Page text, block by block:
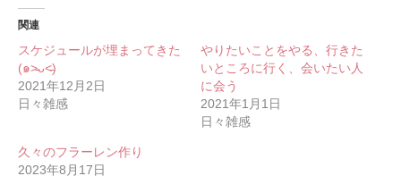
関連
スケジュールが埋まってきた
(๑˃̵ᴗ˂̵)
2021年12月2日
日々雑感
やりたいことをやる、行きた
いところに行く、会いたい人
に会う
2021年1月1日
日々雑感
久々のフラーレン作り
2023年8月17日